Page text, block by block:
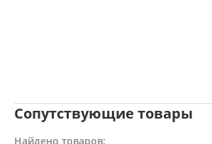
Сопутствующие товары
Найдено товаров: